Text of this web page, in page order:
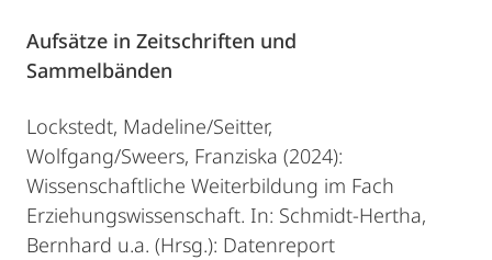
Aufsätze in Zeitschriften und
Sammelbänden
Lockstedt, Madeline/Seitter,
Wolfgang/Sweers, Franziska (2024):
Wissenschaftliche Weiterbildung im Fach
Erziehungswissenschaft. In: Schmidt-Hertha,
Bernhard u.a. (Hrsg.): Datenreport